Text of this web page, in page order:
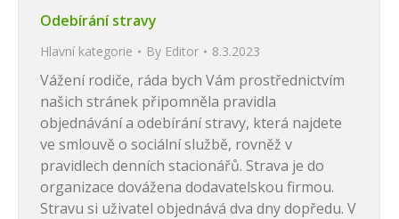
Odebírání stravy
Hlavní kategorie By Editor 8.3.2023
Vážení rodiče, ráda bych Vám prostřednictvím
našich stránek připomněla pravidla
objednávání a odebírání stravy, která najdete
ve smlouvě o sociální službě, rovněž v
pravidlech denních stacionářů. Strava je do
organizace dovážena dodavatelskou firmou.
Stravu si uživatel objednává dva dny dopředu. V